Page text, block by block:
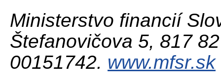
Ministerstvo financií
Štefanovičova 5, 817
00151742. www.mfsr.sk